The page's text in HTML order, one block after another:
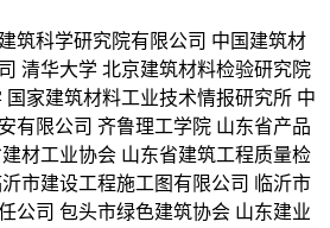
筑科学研究院有限公司 中国建筑材
清华大学 北京建筑材料检验研究院
家建筑材料工业技术情报研究所 中
有限公司 齐鲁理工学院 山东省产品
材工业协会 山东省建筑工程质量检
市建设工程施工图有限公司 临沂市
公司 包头市绿色建筑协会 山东建业